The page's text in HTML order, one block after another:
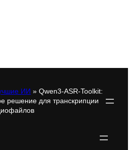
ИИ » Qwen3-ASR-Toolkit:
решение для транскрипции